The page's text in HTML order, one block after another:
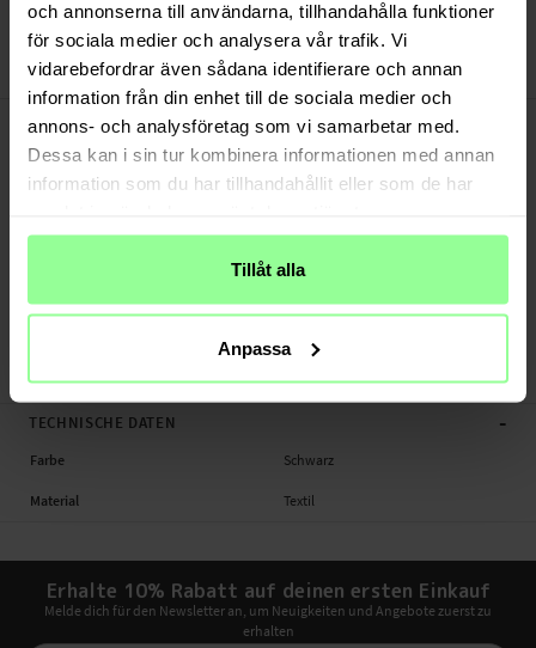
och annonserna till användarna, tillhandahålla funktioner
för sociala medier och analysera vår trafik. Vi
vidarebefordrar även sådana identifierare och annan
information från din enhet till de sociala medier och
annons- och analysföretag som vi samarbetar med.
Dessa kan i sin tur kombinera informationen med annan
information som du har tillhandahållit eller som de har
Tillåt alla
Anpassa
30 Tage Rückgaberecht
Art number:19538
PRODUKTBESCHREIBUNG
Sportarmband. für iPhone SE (2022).
Geeignet für:
TECHNISCHE DATEN -
Farbe Schwarz
Material Textil
Erhalte 10% Rabatt auf deinen ersten Einkauf
Melde dich für den Newsletter an, um Neuigkeiten und Angebote zuerst zu
erhalten